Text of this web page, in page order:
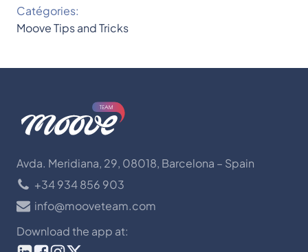
Catégories:
Moove Tips and Tricks
Avda. Meridiana, 29, 08018, Barcelona – Spain
+34 934 856 903
info@mooveteam.com
Download the app at: